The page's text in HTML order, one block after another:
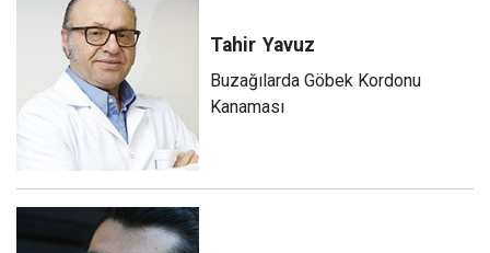
Tahir Yavuz
Buzağılarda Göbek Kordonu
Kanaması